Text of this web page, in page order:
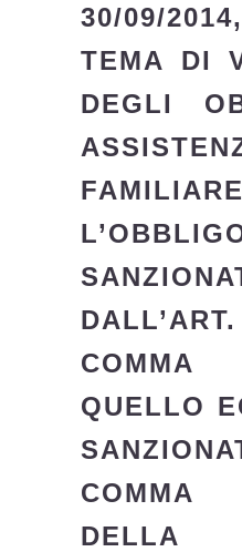
30/09/
TEMA DI
DEGLI
QUELLO
COMMA
DELLA